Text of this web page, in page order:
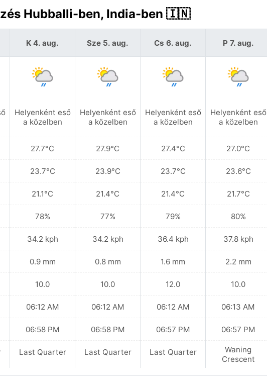
Hubballi-ben, India-ben 🇮🇳
K 4. aug.
Helyenként eső
a közelben
27.7°C
23.7°C
21.1°C
78%
34.2 kph
0.9 mm
10.0
06:12 AM
06:58 PM
Last Quarter
Sze 5. aug.
Helyenként eső
a közelben
27.9°C
23.9°C
21.4°C
77%
34.2 kph
0.8 mm
10.0
06:12 AM
06:58 PM
Last Quarter
Cs 6. aug.
Helyenként eső
a közelben
27.4°C
23.7°C
21.4°C
79%
36.4 kph
1.6 mm
12.0
06:12 AM
06:57 PM
Last Quarter
P 7. aug.
Helyenként eső
a közelben
27.0°C
23.6°C
21.7°C
80%
37.8 kph
2.2 mm
10.0
06:13 AM
06:57 PM
Waning
Crescent